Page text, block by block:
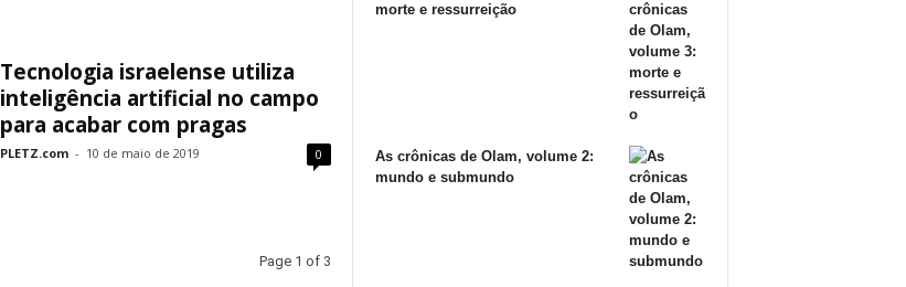
Tecnologia israelense utiliza
inteligência artificial no campo
para acabar com pragas
PLETZ.com - 10 de maio de 2019 0
Page 1 of 3
morte e ressurreição
As crônicas de Olam, volume 2:
mundo e submundo